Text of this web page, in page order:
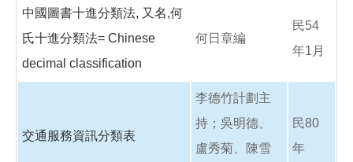
中國圖書十進分類法, 又名,何
氏十進分類法= Chinese
decimal classification
何日章編
民54
年1月
交通服務資訊分類表
李德竹計劃主
持；吳明德、
盧秀菊、陳雪
民80
年